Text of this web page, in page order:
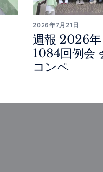
2026年7月21日
週報 2026
1084回例会
コンペ